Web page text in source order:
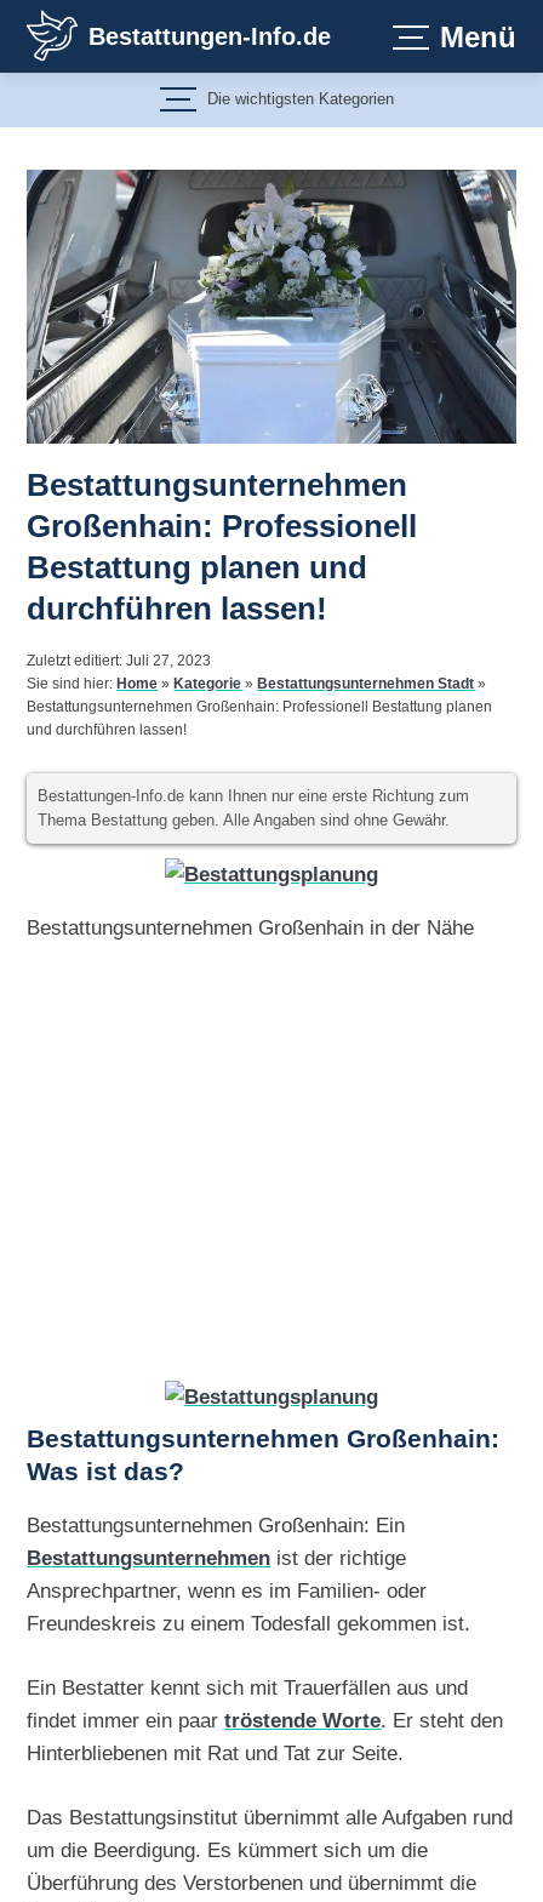
Inhalt
springen
Bestattungen-Info.de Menü
Die wichtigsten Kategorien
Bestattungsunternehmen
Großenhain: Professionell
Bestattung planen und
durchführen lassen!
Zuletzt editiert: Juli 27, 2023
Sie sind hier: Home » Kategorie » Bestattungsunternehmen Stadt »
Bestattungsunternehmen Großenhain: Professionell Bestattung planen
und durchführen lassen!
Bestattungen-Info.de kann Ihnen nur eine erste Richtung zum
Thema Bestattung geben. Alle Angaben sind ohne Gewähr.
Bestattungsunternehmen Großenhain in der Nähe
Bestattungsunternehmen Großenhain:
Was ist das?
Bestattungsunternehmen Großenhain: Ein
Bestattungsunternehmen ist der richtige
Ansprechpartner, wenn es im Familien- oder
Freundeskreis zu einem Todesfall gekommen ist.
Ein Bestatter kennt sich mit Trauerfällen aus und
findet immer ein paartröstende Worte. Er steht den
Hinterbliebenen mit Rat und Tat zur Seite.
Das Bestattungsinstitut übernimmt alle Aufgaben rund
um die Beerdigung. Es kümmert sich um die
Überführung des Verstorbenen und übernimmt die